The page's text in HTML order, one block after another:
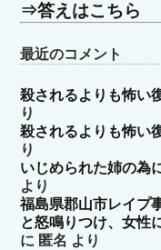
⇒答えはこちら
最近のコメント
殺されるよりも怖い
り
殺されるよりも怖い
り
いじめられた姉の為
より
福島県郡山市レイプ
と怒鳴りつけ、女性
に 匿名 より